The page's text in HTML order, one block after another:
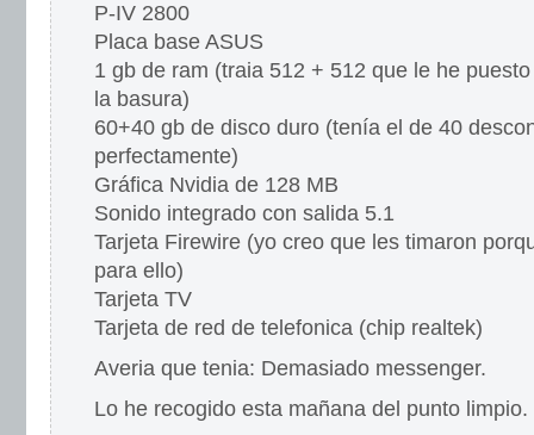
P-IV 2800
Placa base ASUS
1 gb de ram (traia 512 + 512 que le he
la basura)
60+40 gb de disco duro (tenía el de 40
perfectamente)
Gráfica Nvidia de 128 MB
Sonido integrado con salida 5.1
Tarjeta Firewire (yo creo que les timaron
para ello)
Tarjeta TV
Tarjeta de red de telefonica (chip realtek)
Averia que tenia: Demasiado messenger.
Lo he recogido esta mañana del punto limpio.